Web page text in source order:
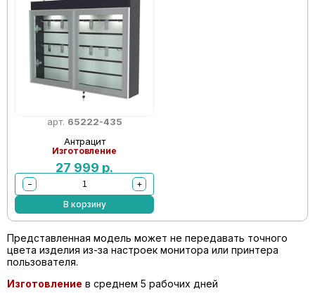
арт. 65222-435
Антрацит
Изготовление
27 999 р.
−
+
В корзину
Представленная модель может не передавать точного
цвета изделия из-за настроек монитора или принтера
пользователя.
Изготовление в среднем 5 рабочих дней